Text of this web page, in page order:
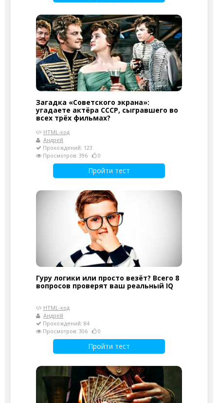
Загадка «Советского экрана»:
угадаете актёра СССР, сыгравшего во
всех трёх фильмах?
HTML-код
Андрей
Прохождений: 123
Просмотров: 396
0
Пройти тест
Гуру логики или просто везёт? Всего 8
вопросов проверят ваш реальный IQ
HTML-код
Андрей
Прохождений: 84
Просмотров: 306
0
Пройти тест